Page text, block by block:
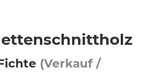
(Verkauf /